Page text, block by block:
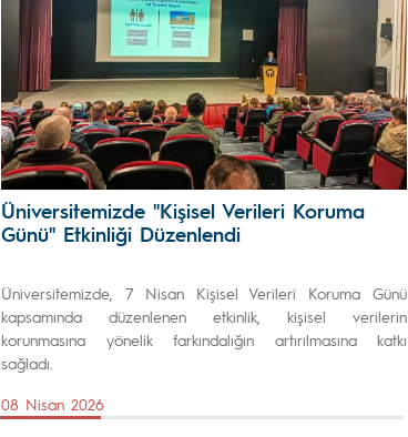
Üniversitemizde "Kişisel Verileri Koruma
Günü" Etkinliği Düzenlendi
Üniversitemizde, 7 Nisan Kişisel Verileri Koruma Günü
kapsamında düzenlenen etkinlik, kişisel verilerin
korunmasına yönelik farkındalığın artırılmasına katkı
sağladı.
08 Nisan 2026